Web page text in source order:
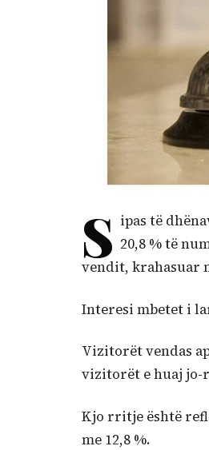
S ipas të
20,8 % të
vendit, krahasuar
Interesi mbetet i
Vizitorët vendas
vizitorët e huaj jo-
Kjo rritje është
me 12,8 %.